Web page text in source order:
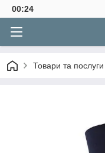
00:24
Товари та послуги